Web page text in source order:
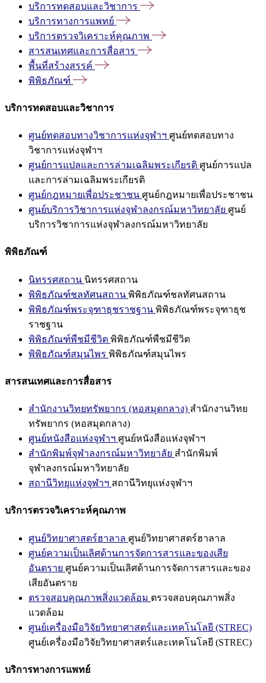
บริการทดสอบและวิชาการ
บริการทางการแพทย์
บริการตรวจวิเคราะห์คุณภาพ
สารสนเทศและการสื่อสาร
พื้นที่สร้างสรรค์
พิพิธภัณฑ์
บริการทดสอบและวิชาการ
ศูนย์ทดสอบทางวิชาการแห่งจุฬาฯ ศูนย์ทดสอบทาง
วิชาการแห่งจุฬาฯ
ศูนย์การแปลและการล่ามเฉลิมพระเกียรติ ศูนย์การแปล
และการล่ามเฉลิมพระเกียรติ
ศูนย์กฎหมายเพื่อประชาชน ศูนย์กฎหมายเพื่อประชาชน
ศูนย์บริการวิชาการแห่งจุฬาลงกรณ์มหาวิทยาลัย ศูนย์
บริการวิชาการแห่งจุฬาลงกรณ์มหาวิทยาลัย
พิพิธภัณฑ์
นิทรรศสถาน นิทรรศสถาน
พิพิธภัณฑ์ชลทัศนสถาน พิพิธภัณฑ์ชลทัศนสถาน
พิพิธภัณฑ์พระจุฑาธุชราชฐาน พิพิธภัณฑ์พระจุฑาธุช
ราชฐาน
พิพิธภัณฑ์พืชมีชีวิต พิพิธภัณฑ์พืชมีชีวิต
พิพิธภัณฑ์สมุนไพร พิพิธภัณฑ์สมุนไพร
สารสนเทศและการสื่อสาร
สำนักงานวิทยทรัพยากร (หอสมุดกลาง) สำนักงานวิทย
ทรัพยากร (หอสมุดกลาง)
ศูนย์หนังสือแห่งจุฬาฯ ศูนย์หนังสือแห่งจุฬาฯ
สำนักพิมพ์จุฬาลงกรณ์มหาวิทยาลัย สำนักพิมพ์
จุฬาลงกรณ์มหาวิทยาลัย
สถานีวิทยุแห่งจุฬาฯ สถานีวิทยุแห่งจุฬาฯ
บริการตรวจวิเคราะห์คุณภาพ
ศูนย์วิทยาศาสตร์ฮาลาล ศูนย์วิทยาศาสตร์ฮาลาล
ศูนย์ความเป็นเลิศด้านการจัดการสารและของเสีย
อันตราย ศูนย์ความเป็นเลิศด้านการจัดการสารและของ
เสียอันตราย
ตรวจสอบคุณภาพสิ่งแวดล้อม ตรวจสอบคุณภาพสิ่ง
แวดล้อม
ศูนย์เครื่องมือวิจัยวิทยาศาสตร์และเทคโนโลยี (STREC)
ศูนย์เครื่องมือวิจัยวิทยาศาสตร์และเทคโนโลยี (STREC)
บริการทางการแพทย์